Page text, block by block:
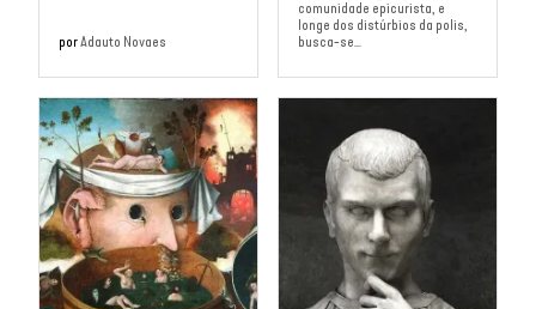
porAdauto Novaes
comunidade epicurista, e
longe dos distúrbios da polis,
busca-se...